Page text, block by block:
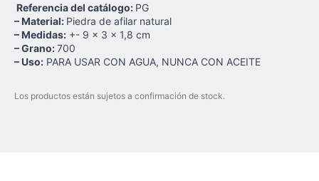
Referencia del catálogo: PG
– Material: Piedra de afilar natural
– Medidas: +- 9 x 3 x 1,8 cm
– Grano:700
– Uso: PARA USAR CON AGUA, NUNCA CON ACEITE
Los productos están sujetos a confirmación de stock.